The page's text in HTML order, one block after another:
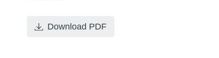
Download PDF